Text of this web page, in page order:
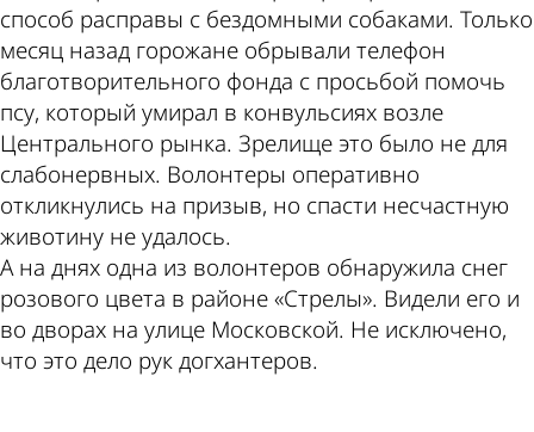
способ расправы с бездомными собаками. Только
месяц назад горожане обрывали телефон
благотворительного фонда с просьбой помочь
псу, который умирал в конвульсиях возле
Центрального рынка. Зрелище это было не для
слабонервных. Волонтеры оперативно
откликнулись на призыв, но спасти несчастную
животину не удалось.
А на днях одна из волонтеров обнаружила снег
розового цвета в районе «Стрелы». Видели его и
во дворах на улице Московской. Не исключено,
что это дело рук догхантеров.